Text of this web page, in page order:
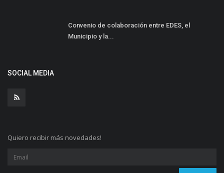
Convenio de colaboración entre EDES, el
Municipio y la...
SOCIAL MEDIA
Quiero recibir más novedades!